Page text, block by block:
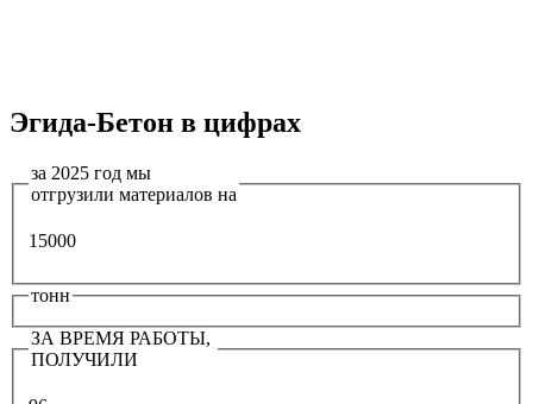
Эгида-Бетон в цифрах
за 2025 год мы
отгрузили материалов на
15000
тонн
ЗА ВРЕМЯ РАБОТЫ,
ПОЛУЧИЛИ